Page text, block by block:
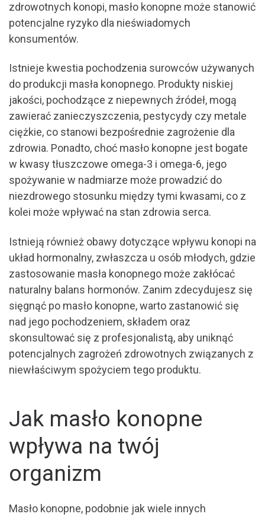
zdrowotnych konopi, masło konopne może stanowić
potencjalne ryzyko dla nieświadomych
konsumentów.
Istnieje kwestia pochodzenia surowców używanych
do produkcji masła konopnego. Produkty niskiej
jakości, pochodzące z niepewnych źródeł, mogą
zawierać zanieczyszczenia, pestycydy czy metale
ciężkie, co stanowi bezpośrednie zagrożenie dla
zdrowia. Ponadto, choć masło konopne jest bogate
w kwasy tłuszczowe omega-3 i omega-6, jego
spożywanie w nadmiarze może prowadzić do
niezdrowego stosunku między tymi kwasami, co z
kolei może wpływać na stan zdrowia serca.
Istnieją również obawy dotyczące wpływu konopi na
układ hormonalny, zwłaszcza u osób młodych, gdzie
zastosowanie masła konopnego może zakłócać
naturalny balans hormonów. Zanim zdecydujesz się
sięgnąć po masło konopne, warto zastanowić się
nad jego pochodzeniem, składem oraz
skonsultować się z profesjonalistą, aby uniknąć
potencjalnych zagrożeń zdrowotnych związanych z
niewłaściwym spożyciem tego produktu.
Jak masło konopne
wpływa na twój
organizm
Masło konopne, podobnie jak wiele innych